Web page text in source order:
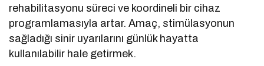
rehabilitasyonu süreci ve koordineli bir cihaz
programlamasıyla artar. Amaç, stimülasyonun
sağladığı sinir uyarılarını günlük hayatta
kullanılabilir hale getirmek.